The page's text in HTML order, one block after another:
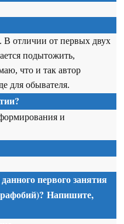
В отличии от первых двух
подытожить,
что и так автор
для обывателя.
и
первого занятия
Напишите,